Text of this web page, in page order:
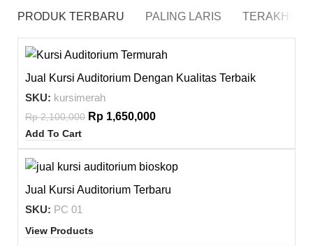
PRODUK TERBARU PALING LARIS TERAKHIR
Jual Kursi Auditorium Dengan Kualitas Terbaik
SKU: kursimerah
Rp2,100,000 Rp 1,650,000
Add To Cart
Jual Kursi Auditorium Terbaru
SKU: PC 01
View Products